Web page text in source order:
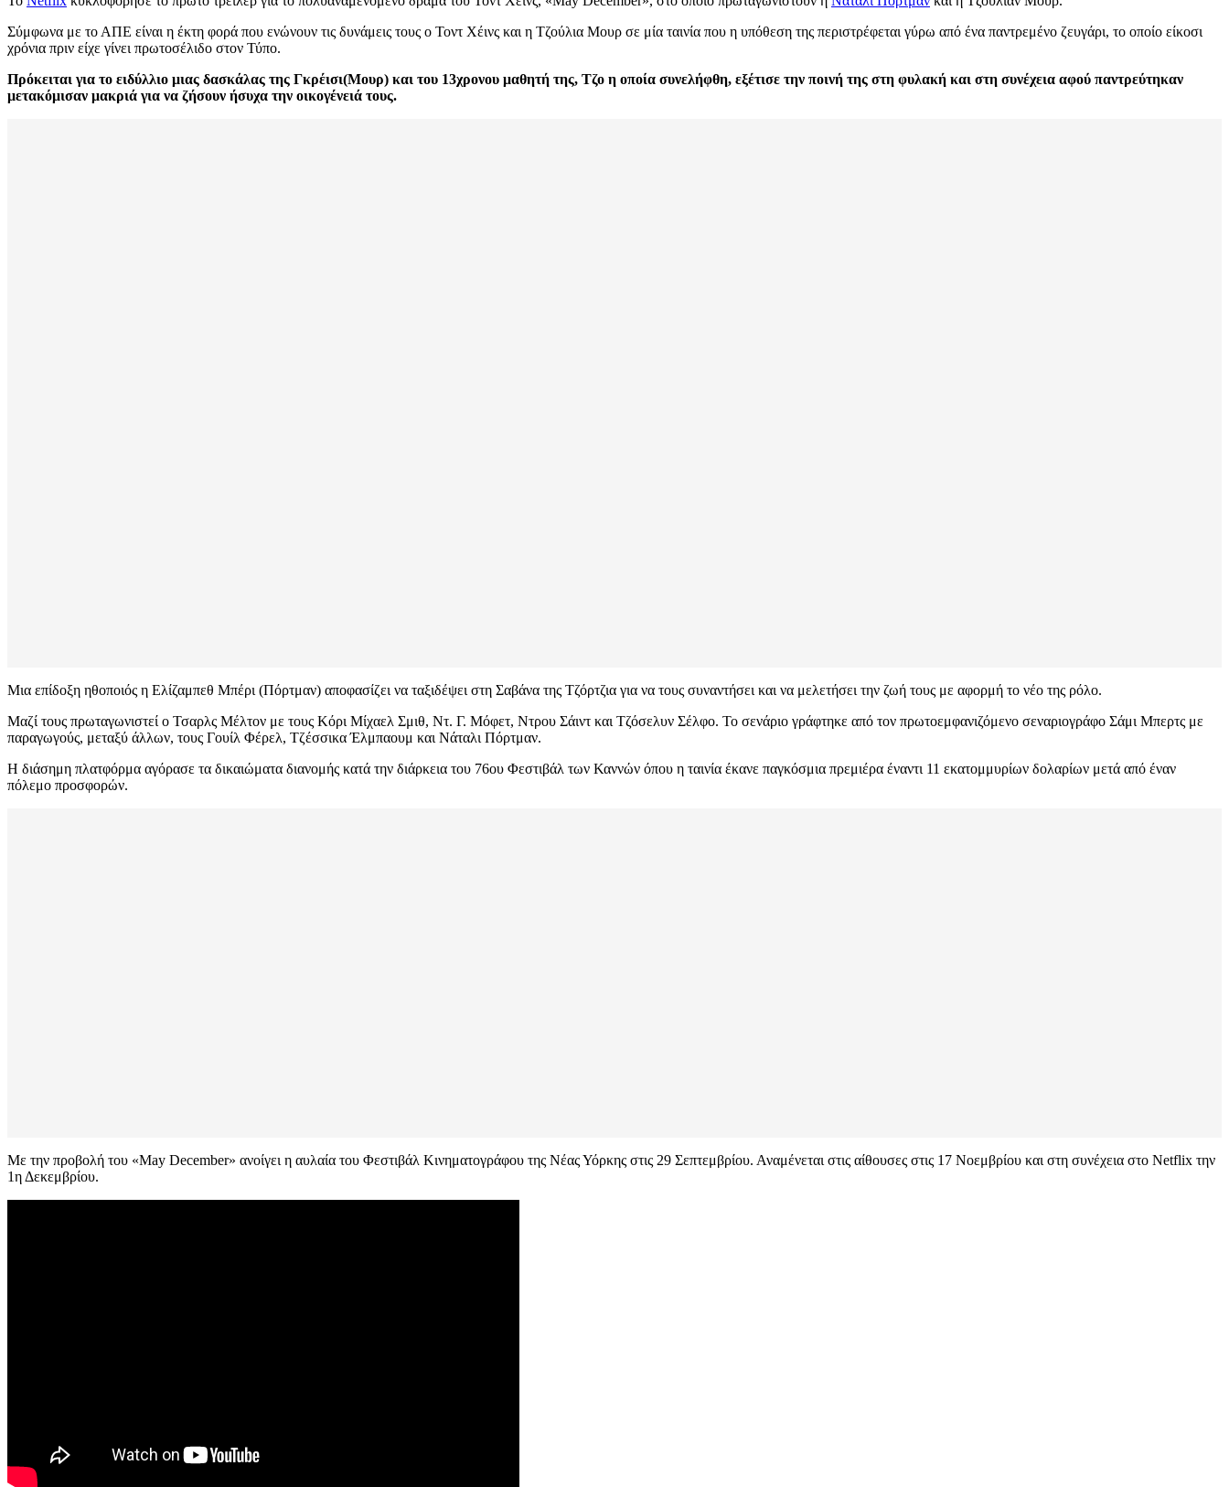
Σύμφωνα με το ΑΠΕ είναι η έκτη φορά που ενώνουν τις δυνάμεις τους ο Τοντ Χέινς και η Τζούλια Μουρ σε μία ταινία που η υπόθεση της περιστρέφεται γύρω από ένα παντρεμένο ζευγάρι, το οποίο είκοσι
χρόνια πριν είχε γίνει πρωτοσέλιδο στον Τύπο.
Πρόκειται για το ειδύλλιο μιας δασκάλας της Γκρέισι(Μουρ) και του 13χρονου μαθητή της, Τζο η οποία συνελήφθη, εξέτισε την ποινή της στη φυλακή και στη συνέχεια αφού παντρεύτηκαν
μετακόμισαν μακριά για να ζήσουν ήσυχα την οικογένειά τους.
Μια επίδοξη ηθοποιός η Ελίζαμπεθ Μπέρι (Πόρτμαν) αποφασίζει να ταξιδέψει στη Σαβάνα της Τζόρτζια για να τους συναντήσει και να μελετήσει την ζωή τους με αφορμή το νέο της ρόλο.
Μαζί τους πρωταγωνιστεί ο Τσαρλς Μέλτον με τους Κόρι Μίχαελ Σμιθ, Ντ. Γ. Μόφετ, Ντρου Σάιντ και Τζόσελυν Σέλφο. Το σενάριο γράφτηκε από τον πρωτοεμφανιζόμενο σεναριογράφο Σάμι Μπερτς με
παραγωγούς, μεταξύ άλλων, τους Γουίλ Φέρελ, Τζέσσικα Έλμπαουμ και Νάταλι Πόρτμαν.
Η διάσημη πλατφόρμα αγόρασε τα δικαιώματα διανομής κατά την διάρκεια του 76ου Φεστιβάλ των Καννών όπου η ταινία έκανε παγκόσμια πρεμιέρα έναντι 11 εκατομμυρίων δολαρίων μετά από έναν
πόλεμο προσφορών.
Με την προβολή του «May December» ανοίγει η αυλαία του Φεστιβάλ Κινηματογράφου της Νέας Υόρκης στις 29 Σεπτεμβρίου. Αναμένεται στις αίθουσες στις 17 Νοεμβρίου και στη συνέχεια στο Netflix την
1η Δεκεμβρίου.